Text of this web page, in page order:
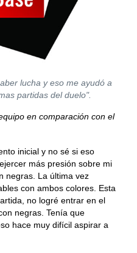
lucha y eso me ayudó a
partidas del duelo".
en comparación con el
inicial y no sé si eso
más presión sobre mi
negras. La última vez
con ambos colores. Esta
no logré entrar en el
negras. Tenía que
hace muy difícil aspirar a